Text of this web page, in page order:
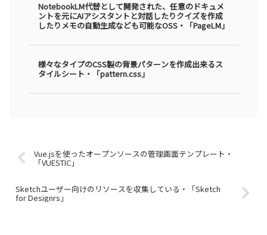
NotebookLM代替として開発された、任意のドキュメ
ントを元にAIアシスタントと対話したりクイズを作成
したりメモの自動生成なども可能なOSS・「PageLM」
様々なタイプのCSS製の背景パターンを作成出来るス
タイルシート・「pattern.css」
Vue.jsを使ったオープンソースの管理画面テンプレート・
「VUESTIC」
Sketchユーザー向けのリソースを収集している・「Sketch
for Designrs」